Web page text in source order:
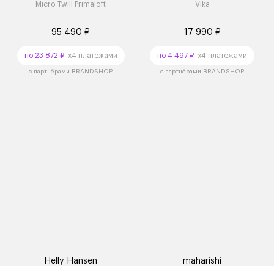
Micro Twill Primaloft
95 490 ₽
по 23 872 ₽x4 платежами
с партнёрами BRANDSHOP
Vika
17 990 ₽
по 4 497 ₽ x4 платежами
с партнёрами BRANDSHOP
Helly Hansen maharishi